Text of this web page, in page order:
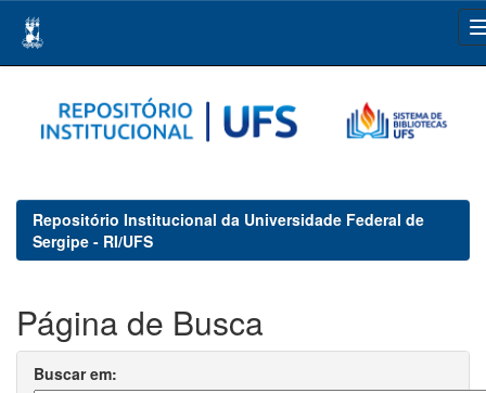
navigation
Repositório Institucional da Universidade Federal de
Sergipe - RI/UFS
Página de Busca
Buscar em: